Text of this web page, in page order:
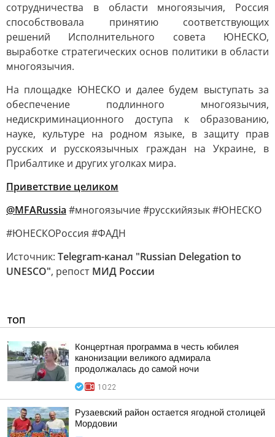
сотрудничества в области многоязычия, Россия
способствовала принятию соответствующих
решений Исполнительного совета ЮНЕСКО,
выработке стратегических основ политики в области
многоязычия.
На площадке ЮНЕСКО и далее будем выступать за
обеспечение подлинного многоязычия,
недискриминационного доступа к образованию,
науке, культуре на родном языке, в защиту прав
русских и русскоязычных граждан на Украине, в
Прибалтике и других уголках мира.
Приветствие целиком
@MFARussia #многоязычие #русскийязык #ЮНЕСКО
#ЮНЕСКОРоссия #ФАДН
Источник: Telegram-канал "Russian Delegation to
UNESCO", репост МИД России
ТОП
Концертная программа в честь юбилея
канонизации великого адмирала
продолжалась до самой ночи
10:22
Рузаевский район остается ягодной столицей
Мордовии